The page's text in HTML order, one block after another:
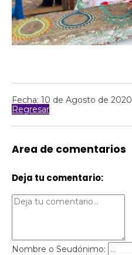
Fecha: 10 de Agosto de 2020
Regresar
Area de comentarios
Deja tu comentario:
Nombre o Seudónimo: